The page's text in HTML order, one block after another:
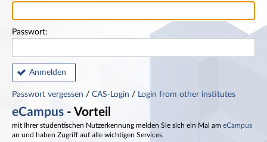
Passwort:
Anmelden
Passwort vergessen / CAS-Login / Login from other institutes
eCampus - Vorteil
mit Ihrer studentischen Nutzerkennung melden Sie sich ein Mal am eCampus
an und haben Zugriff auf alle wichtigen Services.